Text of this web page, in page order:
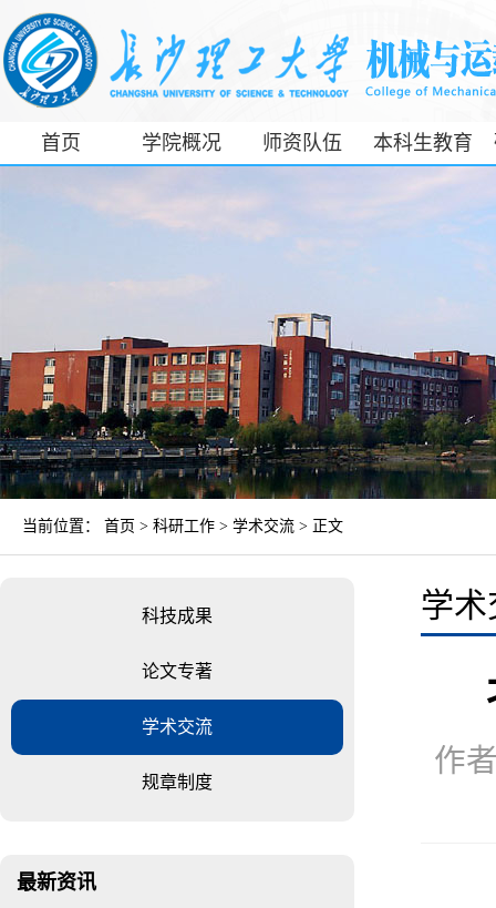
首页 学院概况 师资队伍 本科生教育
工信部专精特
当前位置： 首页 > 科研工作 > 学术交流 > 正文
科技成果
论文专著
学术交流
规章制度
最新资讯
学术
作